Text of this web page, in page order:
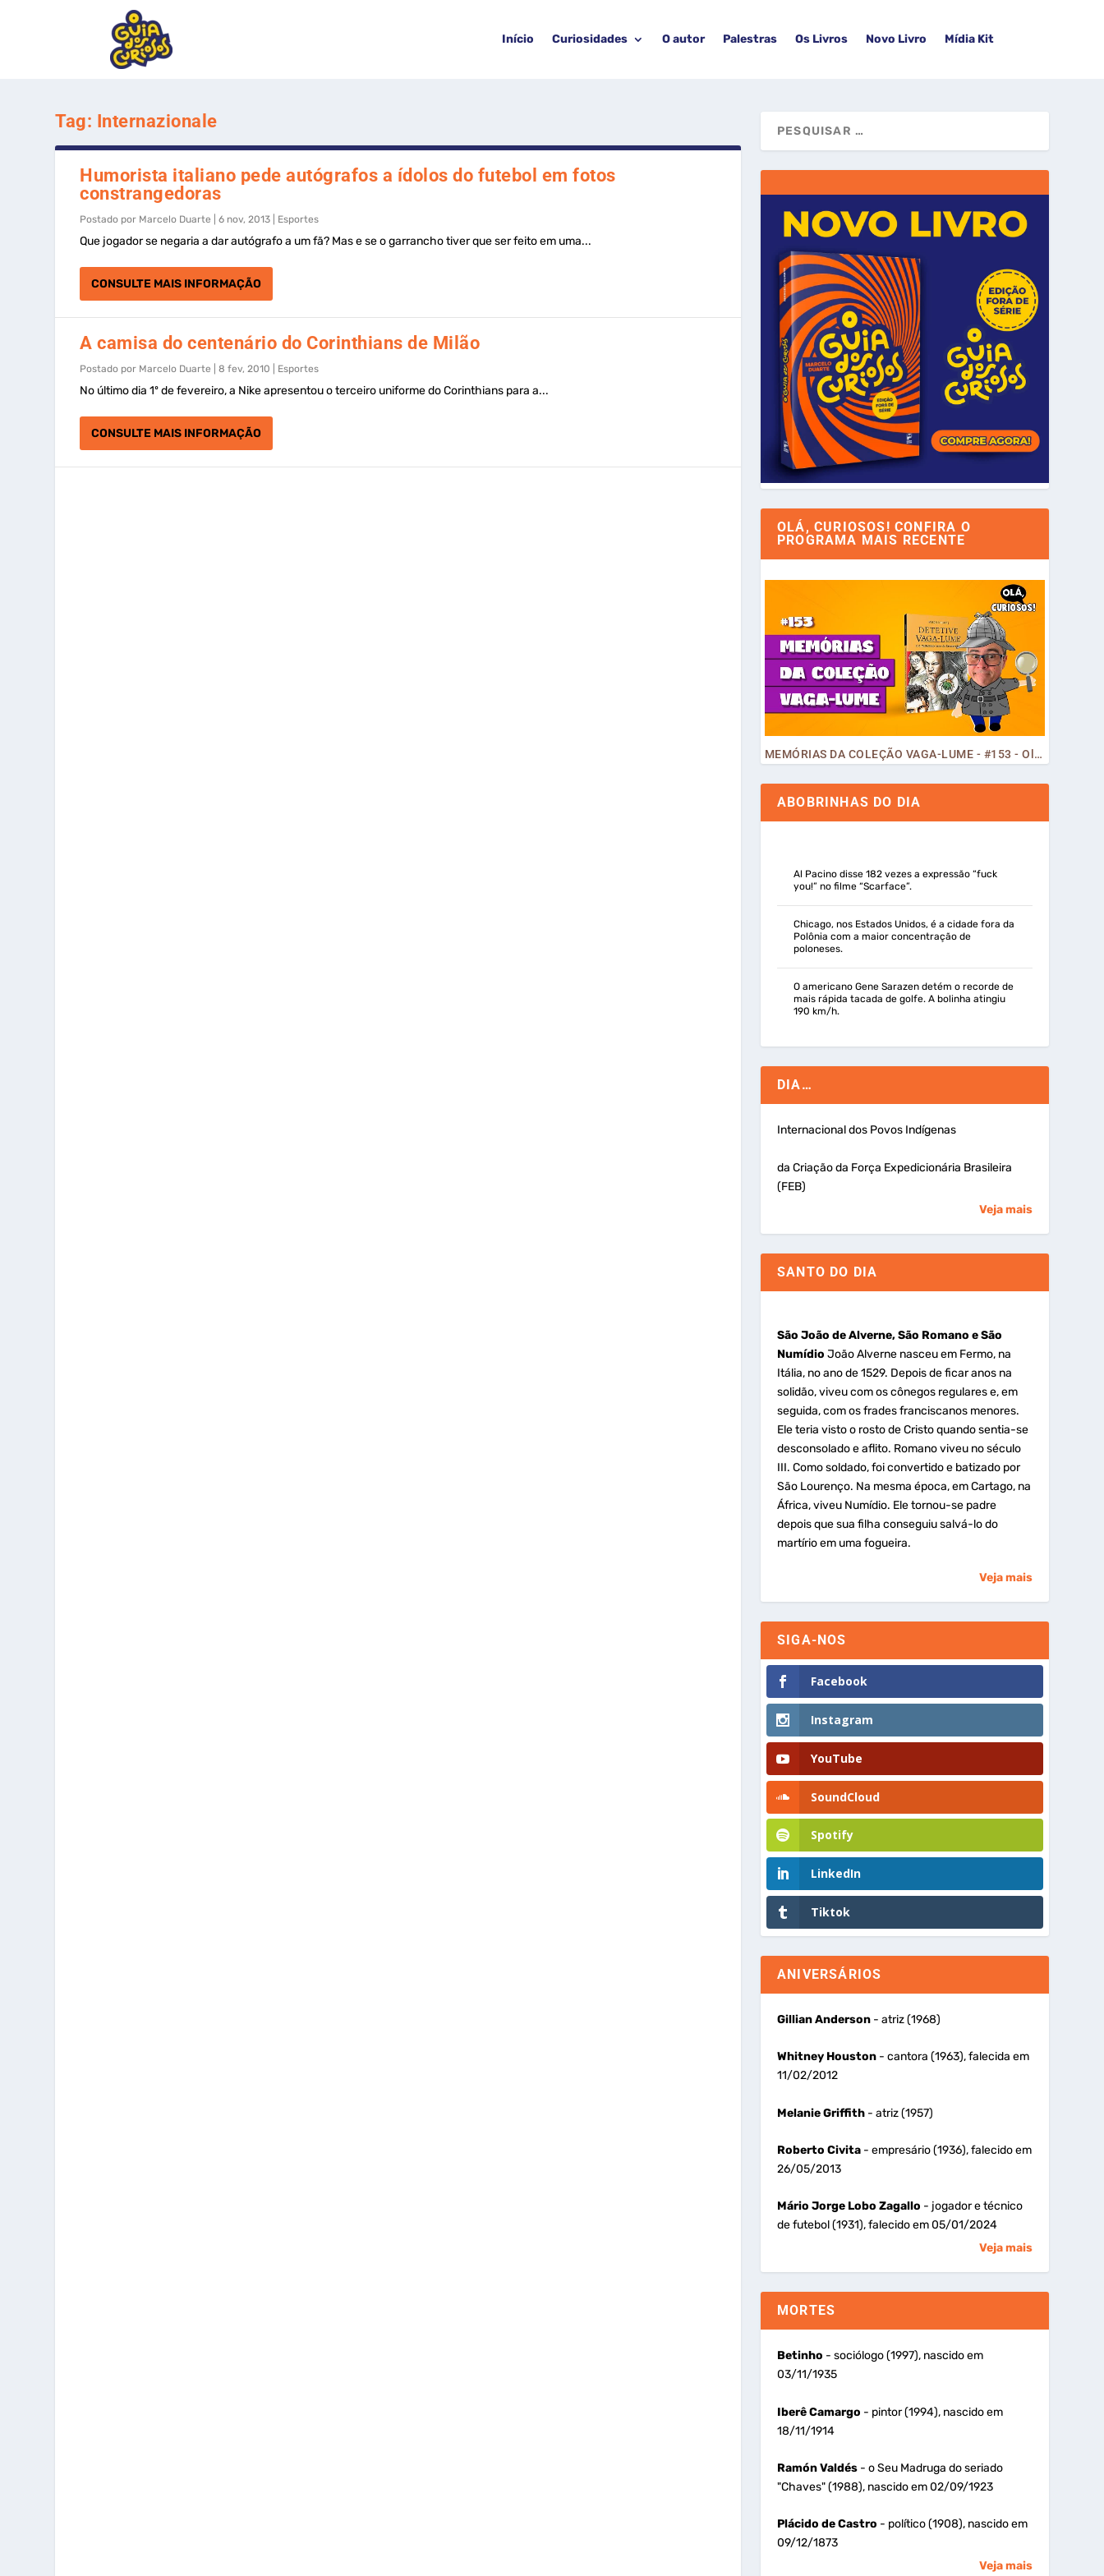
Início Curiosidades O autor Palestras Os Livros Novo Livro Mídia Kit
Tag: Internazionale
Humorista italiano pede autógrafos a ídolos do futebol em fotos
constrangedoras
Postado por Marcelo Duarte |6 nov, 2013 Esportes
Que jogador se negaria a dar autógrafo a um fã? Mas e se o garrancho tiver que ser feito em uma...
CONSULTE MAIS INFORMAÇÃO
A camisa do centenário do Corinthians de Milão
Postado por Marcelo Duarte |8 fev, 2010 Esportes
No último dia 1º de fevereiro, a Nike apresentou o terceiro uniforme do Corinthians para a...
CONSULTE MAIS INFORMAÇÃO
OLÁ, CURIOSOS! CONFIRA O
PROGRAMA MAIS RECENTE
MEMÓRIAS DA COLEÇÃO VAGA-LUME - #153 - Olá, Curiosos! 2023
ABOBRINHAS DO DIA
Al Pacino disse 182 vezes a expressão “fuck
you!” no filme “Scarface”.
Chicago, nos Estados Unidos, é a cidade fora da
Polônia com a maior concentração de
poloneses.
O americano Gene Sarazen detém o recorde de
mais rápida tacada de golfe. A bolinha atingiu
190 km/h.
DIA…
Internacional dos Povos Indígenas
da Criação da Força Expedicionária Brasileira
(FEB)
Veja mais
SANTO DO DIA
São João de Alverne, São Romano e São
Numídio João Alverne nasceu em Fermo, na
Itália, no ano de 1529. Depois de ficar anos na
solidão, viveu com os cônegos regulares e, em
seguida, com os frades franciscanos menores.
Ele teria visto o rosto de Cristo quando sentia-se
desconsolado e aflito. Romano viveu no século
III. Como soldado, foi convertido e batizado por
São Lourenço. Na mesma época, em Cartago, na
África, viveu Numídio. Ele tornou-se padre
depois que sua filha conseguiu salvá-lo do
martírio em uma fogueira.
Veja mais
SIGA-NOS
Facebook
Instagram
YouTube
SoundCloud
Spotify
LinkedIn
Tiktok
ANIVERSÁRIOS
Gillian Anderson- atriz (1968)
Whitney Houston- cantora (1963), falecida em
11/02/2012
Melanie Griffith- atriz (1957)
Roberto Civita- empresário (1936), falecido em
26/05/2013
Mário Jorge Lobo Zagallo - jogador e técnico
de futebol (1931), falecido em 05/01/2024
Veja mais
MORTES
Betinho - sociólogo (1997), nascido em
03/11/1935
Iberê Camargo - pintor (1994), nascido em
18/11/1914
Ramón Valdés- o Seu Madruga do seriado
"Chaves" (1988), nascido em 02/09/1923
Plácido de Castro - político (1908), nascido em
09/12/1873
Veja mais